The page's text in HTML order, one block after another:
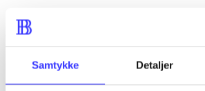
Samtykke Detaljer
Lego Pirates of the Caribbean : the video game
Anmeldelser (6)